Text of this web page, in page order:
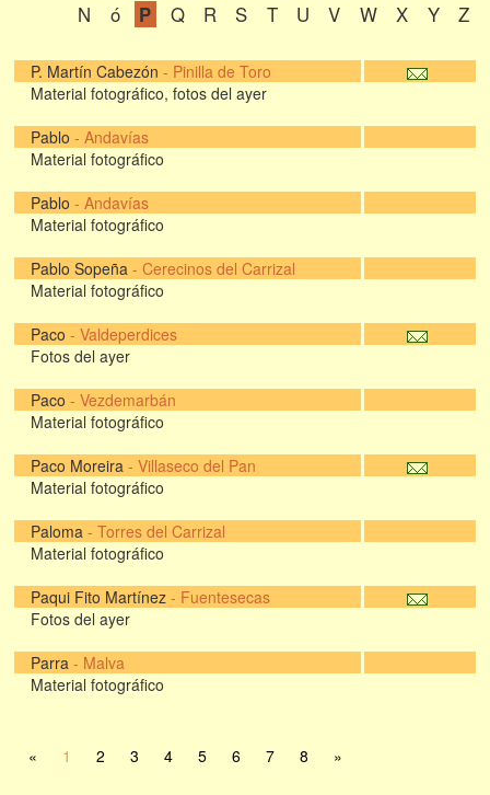
N
ó P Q R S T U V W X Y Z
P. Martín Cabezón - Pinilla de Toro
Material fotográfico, fotos del ayer
Pablo - Andavías
Material fotográfico
Pablo - Andavías
Material fotográfico
Pablo Sopeña - Cerecinos del Carrizal
Material fotográfico
Paco - Valdeperdices
Fotos del ayer
Paco - Vezdemarbán
Material fotográfico
Paco Moreira - Villaseco del Pan
Material fotográfico
Paloma - Torres del Carrizal
Material fotográfico
Paqui Fito Martínez - Fuentesecas
Fotos del ayer
Parra - Malva
Material fotográfico
« 1 2 3 4 5 6 7 8 »